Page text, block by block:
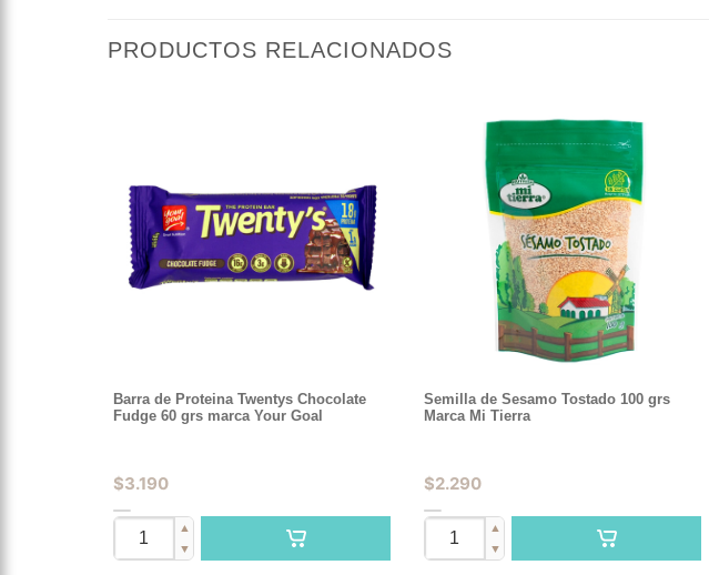
PRODUCTOS RELACIONADOS
Barra de Proteina Twentys Chocolate
Fudge 60 grs marca Your Goal
$3.190
▲
▼
Semilla de Sesamo Tostado 100 grs
Marca Mi Tierra
$2.290
▲
▼